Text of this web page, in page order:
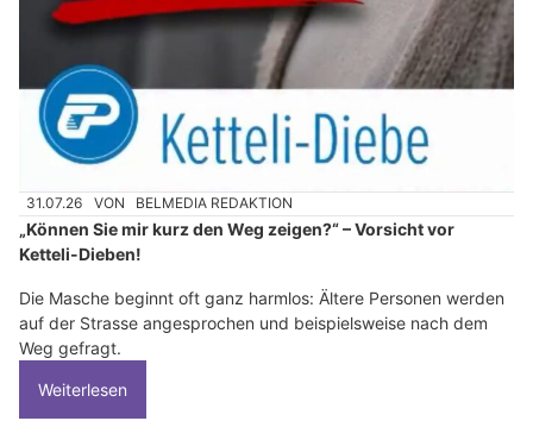
31.07.26 VON BELMEDIA REDAKTION
„Können Sie mir kurz den Weg zeigen?“ – Vorsicht vor
Ketteli-Dieben!
Die Masche beginnt oft ganz harmlos: Ältere Personen werden
auf der Strasse angesprochen und beispielsweise nach dem
Weg gefragt.
Weiterlesen